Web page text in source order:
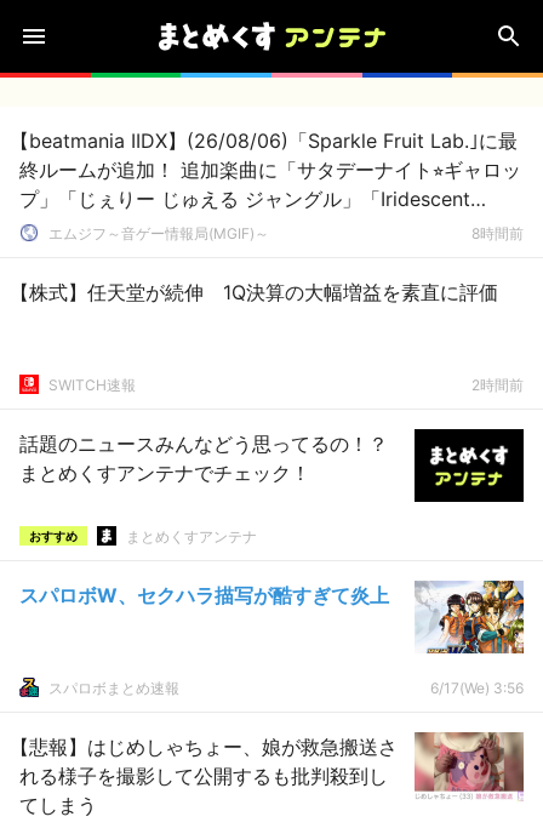
【beatmania IIDX】(26/08/06)「Sparkle Fruit Lab.｣に最
終ルームが追加！ 追加楽曲に「サタデーナイト⭐︎ギャロッ
プ」「じぇりー じゅえる ジャングル」「Iridescent
Memories」が登場！！
エムジフ～音ゲー情報局(MGIF)～ 8時間前
【株式】任天堂が続伸 1Q決算の大幅増益を素直に評価
SWITCH速報 2時間前
話題のニュースみんなどう思ってるの！？
まとめくすアンテナでチェック！
おすすめ まとめくすアンテナ
スパロボW、セクハラ描写が酷すぎて炎上
スパロボまとめ速報 6/17(We) 3:56
【悲報】はじめしゃちょー、娘が救急搬送さ
れる様子を撮影して公開するも批判殺到し
てしまう